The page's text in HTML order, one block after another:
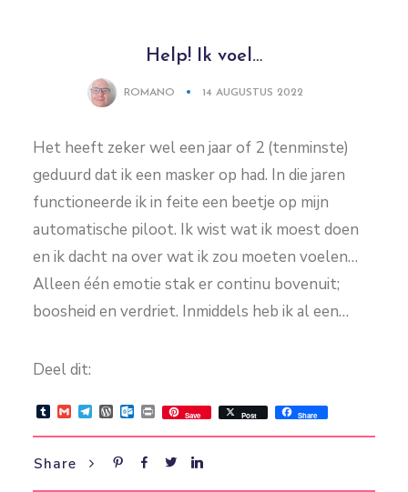
Help! Ik voel…
ROMANO 14 AUGUSTUS 2022
Het heeft zeker wel een jaar of 2 (tenminste)
geduurd dat ik een masker op had. In die jaren
functioneerde ik in feite een beetje op mijn
automatische piloot. Ik wist wat ik moest doen
en ik dacht na over wat ik zou moeten voelen…
Alleen één emotie stak er continu bovenuit;
boosheid en verdriet. Inmiddels heb ik al een…
Deel dit:
Tumblr
GmailTelegram
WordPress
Outlook.com
PrintSave Post Share
Share